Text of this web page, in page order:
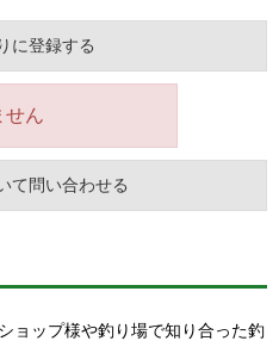
に登録する
せん
て問い合わせる
ョップ様や釣り場で知り合った釣